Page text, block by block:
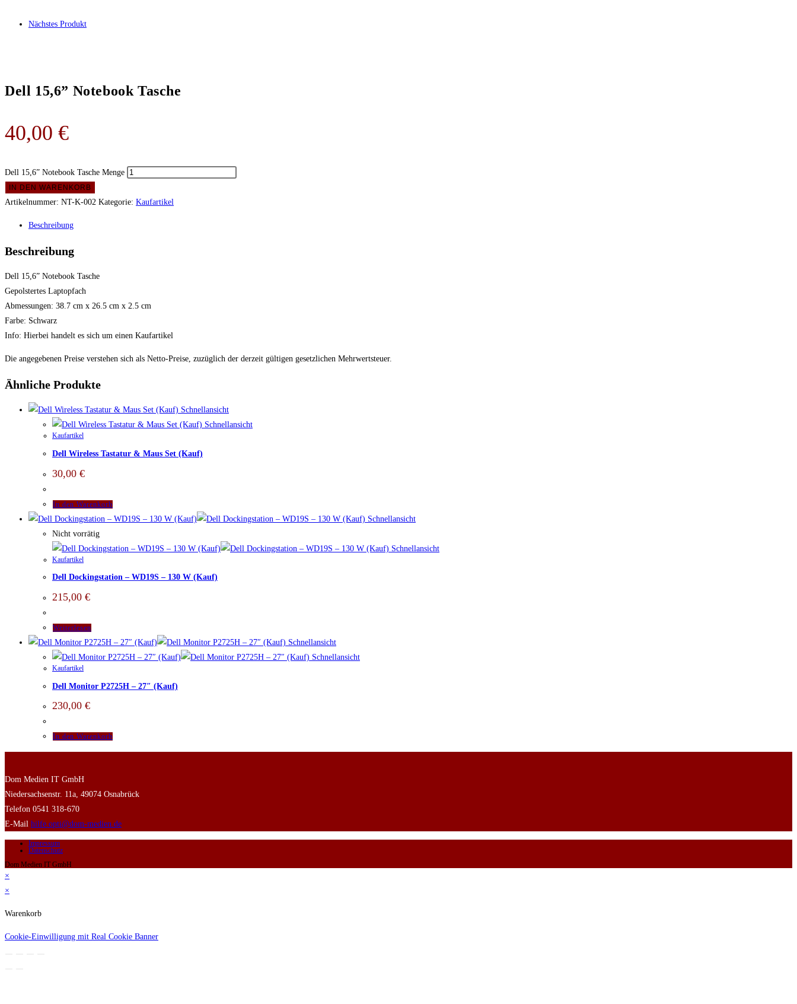
Nächstes Produkt
Dell 15,6” Notebook Tasche
40,00 €
Dell 15,6” Notebook Tasche Menge
IN DEN WARENKORB
Artikelnummer: NT-K-002 Kategorie: Kaufartikel
Beschreibung
Beschreibung
Dell 15,6” Notebook Tasche
Gepolstertes Laptopfach
Abmessungen: 38.7 cm x 26.5 cm x 2.5 cm
Farbe: Schwarz
Info: Hierbei handelt es sich um einen Kaufartikel
Die angegebenen Preise verstehen sich als Netto-Preise, zuzüglich der derzeit gültigen gesetzlichen Mehrwertsteuer.
Ähnliche Produkte
Schnellansicht
Schnellansicht
Kaufartikel
Dell Wireless Tastatur & Maus Set (Kauf)
30,00 €
In den Warenkorb
Schnellansicht
Nicht vorrätig
Schnellansicht
Kaufartikel
Dell Dockingstation – WD19S – 130 W (Kauf)
215,00 €
Weiterlesen
Schnellansicht
Schnellansicht
Kaufartikel
Dell Monitor P2725H – 27″ (Kauf)
230,00 €
In den Warenkorb
Dom Medien IT GmbH
Niedersachsenstr. 11a, 49074 Osnabrück
Telefon 0541 318-670
E-Mail hilfe.opti@dom-medien.de
Impressum
Datenschutz
Dom Medien IT GmbH
×
×
Warenkorb
Cookie-Einwilligung mit Real Cookie Banner